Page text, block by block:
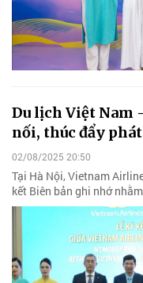
Du lịch Việt Nam
nối, thúc đẩy
02/08/2025 20:50
Tại Hà Nội, Vietnam
kết Biên bản ghi nhớ